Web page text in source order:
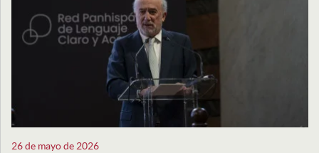
26 de mayo de 2026